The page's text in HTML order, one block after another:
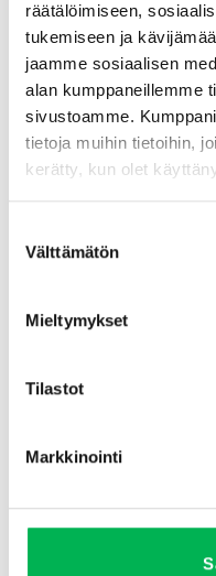
räätälöimiseen,
tukemiseen ja
jaamme sosiaalisen
alan kumppaneillemme
sivustoamme.
tietoja muihin tietoihin,
kerätty, kun olet
valinta
Välttämätön
Mieltymykset
Tilastot
Markkinointi
Kärpästen ja hyönteisansa
€8.90